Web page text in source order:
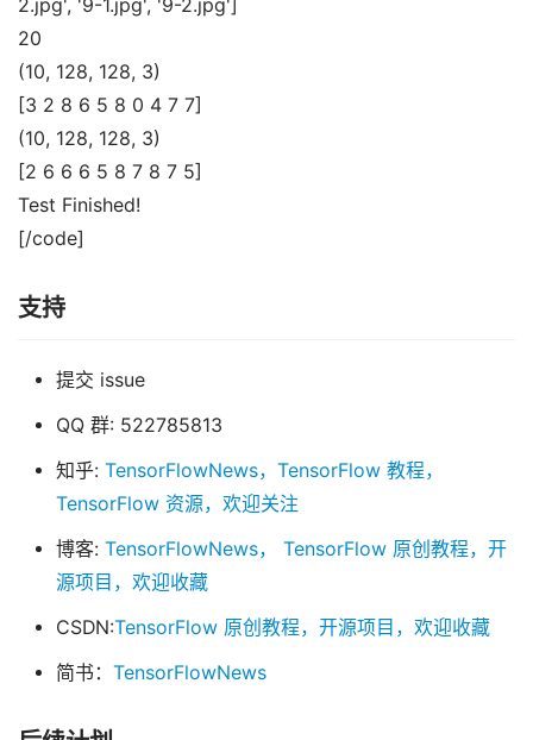
2.jpg', '9-1.jpg', '9-2.jpg']
20
(10, 128, 128, 3)
[3 2 8 6 5 8 0 4 7 7]
(10, 128, 128, 3)
[2 6 6 6 5 8 7 8 7 5]
Test Finished!
[/code]
支持
提交 issue
QQ 群: 522785813
知乎: TensorFlowNews，TensorFlow 教程，
TensorFlow 资源，欢迎关注
博客: TensorFlowNews， TensorFlow 原创教程，开
源项目，欢迎收藏
CSDN:TensorFlow 原创教程，开源项目，欢迎收藏
简书： TensorFlowNews